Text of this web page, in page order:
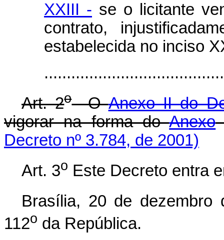
XXIII - se o licitante
contrato,
estabelecida no inciso
Art. 2oOAnexo II do
vigorar na forma doAnexo
Decreto nº 3.784, de 2001)
Art. 3o Este Decreto entra
Brasília, 20 de dezembro
112o da República.